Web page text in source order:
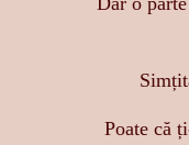
Poate că